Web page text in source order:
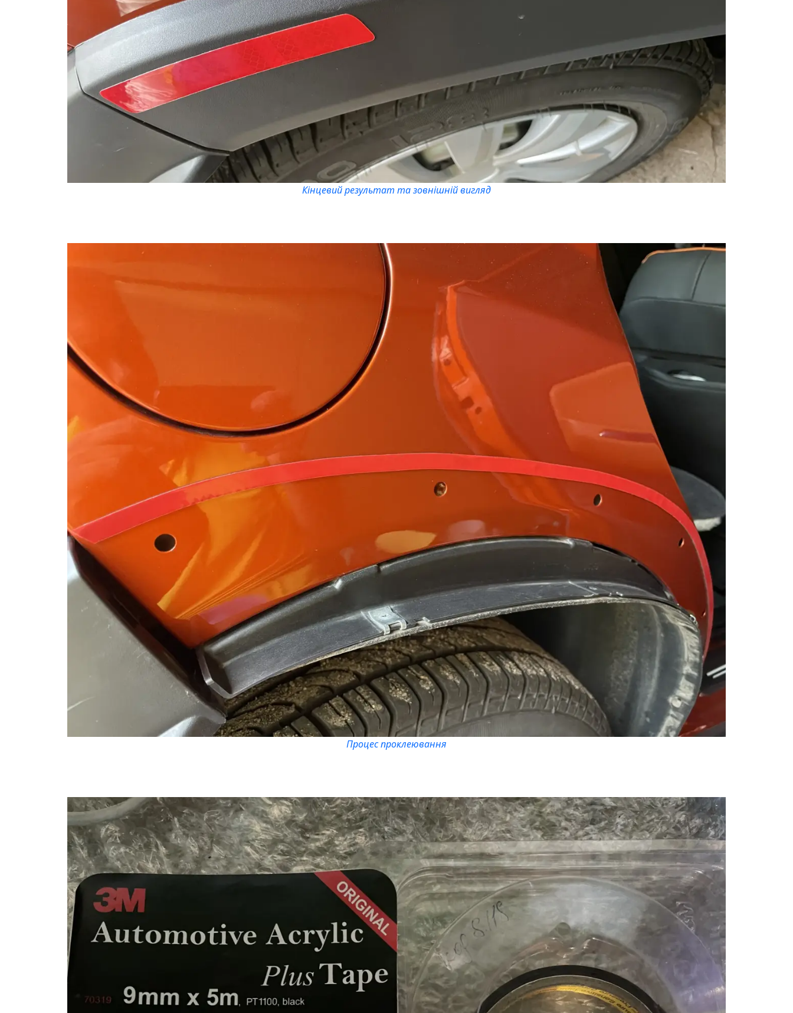
Кінцевий результат та зовнішній вигляд
Процес проклеювання